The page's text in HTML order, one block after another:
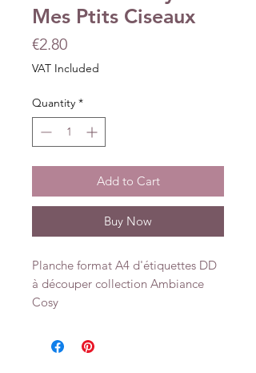
Mes Ptits Ciseaux
€2.80Price
VAT Included
Quantity *
Add to Cart
Buy Now
Planche format A4 d'étiquettes DD
à découper collection Ambiance
Cosy